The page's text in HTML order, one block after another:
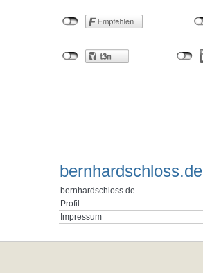
bernhardschloss.de
bernhardschloss.de
Profil
Impressum